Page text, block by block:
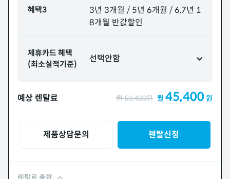
혜택3
3년 3개월 / 5년 6개월 / 6,7년 1
8개월 반값할인
제휴카드 혜택
(최소실적기준)
선택안함
예상 렌탈료 월50,400원 월 45,400원
제품상담문의 렌탈신청